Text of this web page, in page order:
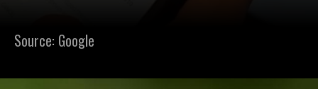
Source: Google